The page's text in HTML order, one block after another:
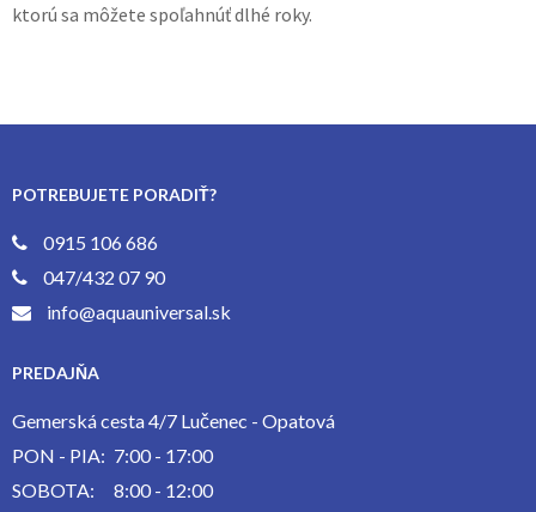
ktorú sa môžete spoľahnúť dlhé roky.
POTREBUJETE PORADIŤ?
0915 106 686
047/432 07 90
info@aquauniversal.sk
PREDAJŇA
Gemerská cesta 4/7 Lučenec - Opatová
PON - PIA: 7:00 - 17:00
SOBOTA:
8:00 - 12:00